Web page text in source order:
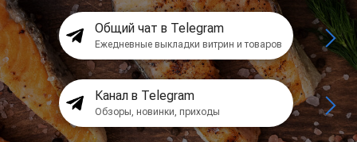
Общий чат в Telegram
Ежедневные выкладки витрин и товаров
Канал в Telegram
Обзоры, новинки, приходы